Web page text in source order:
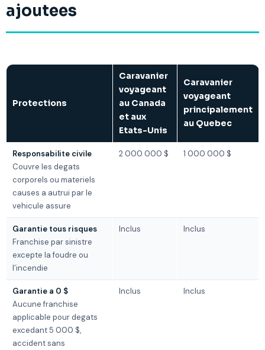
ajoutees
Protections
Caravanier
voyageant
au Canada
et aux
Etats-Unis
Caravanier
voyageant
principalement
au Quebec
Responsabilite civile
Couvre les degats
corporels ou materiels
causes a autrui par le
vehicule assure
2 000 000 $ 1 000 000 $
Garantie tous risques
Franchise par sinistre
excepte la foudre ou
l’incendie
Inclus Inclus
Garantie a 0 $
Aucune franchise
applicable pour degats
excedant 5 000 $,
accident sans
Inclus Inclus